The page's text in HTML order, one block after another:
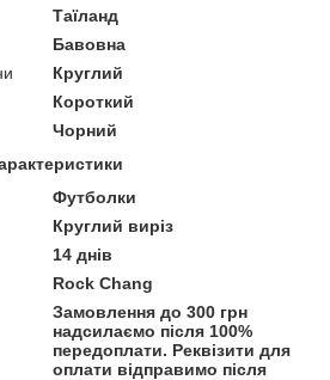
Таїланд
Бавовна
Круглий
Короткий
Чорний
Футболки
Круглий виріз
14 днів
Rock Chang
Замовлення до 300 грн
надсилаємо після 100%
передоплати. Реквізити для
оплати відправимо після